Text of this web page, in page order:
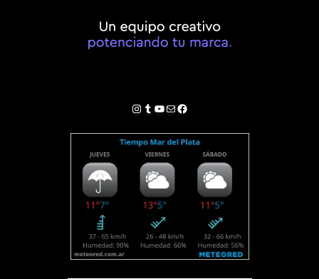
Instagram
Tumblr
YouTube
Correo electrónico
Facebook